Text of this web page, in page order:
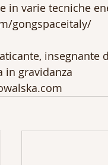
in varie tecniche
gongspaceitaly/
insegnante
in gravidanza